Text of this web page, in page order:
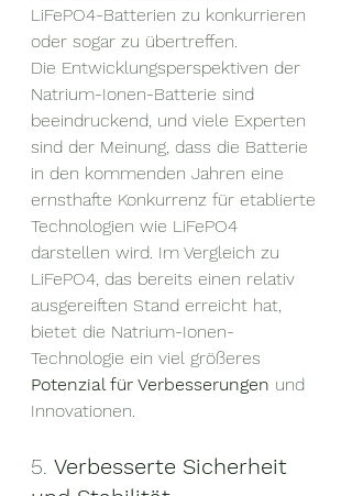
LiFePO4-Batterien zu konkurrieren
oder sogar zu übertreffen.
Die Entwicklungsperspektiven der
Natrium-Ionen-Batterie sind
beeindruckend, und viele Experten
sind der Meinung, dass die Batterie
in den kommenden Jahren eine
ernsthafte Konkurrenz für etablierte
Technologien wie LiFePO4
darstellen wird. Im Vergleich zu
LiFePO4, das bereits einen relativ
ausgereiften Stand erreicht hat,
bietet die Natrium-Ionen-
Technologie ein viel größeres
Potenzial für Verbesserungen und
Innovationen.
5. Verbesserte Sicherheit